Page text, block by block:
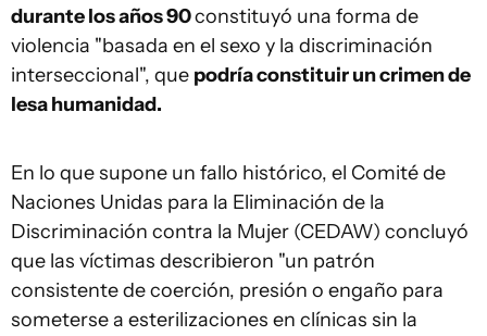
durante los años 90constituyó una forma de
violencia "basada en el sexo y la discriminación
interseccional", que podría constituir un crimen de
lesa humanidad.
En lo que supone un fallo histórico, el Comité de
Naciones Unidas para la Eliminación de la
Discriminación contra la Mujer (CEDAW) concluyó
que las víctimas describieron "un patrón
consistente de coerción, presión o engaño para
someterse a esterilizaciones en clínicas sin la